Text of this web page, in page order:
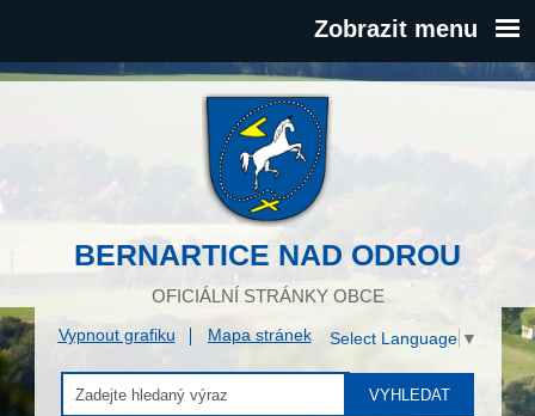
Zobrazit menu
BERNARTICE NAD ODROU
OFICIÁLNÍ STRÁNKY OBCE
Vypnout grafiku Mapa stránek Select Language ▼
VYHLEDAT